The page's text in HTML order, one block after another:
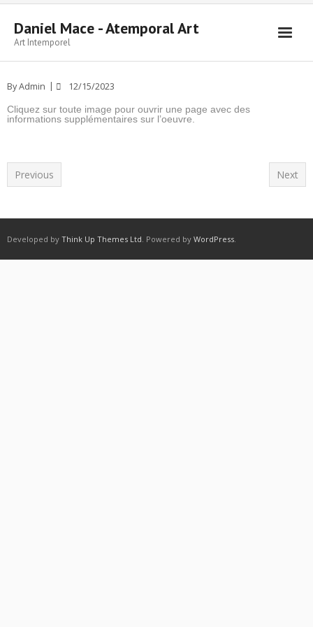
Daniel Mace - Atemporal Art
Art Intemporel
ByAdmin 12/15/2023
Cliquez sur toute image pour ouvrir une page avec des
informations supplémentaires sur l’oeuvre.
Previous Next
Developed by Think Up Themes Ltd. Powered by WordPress.